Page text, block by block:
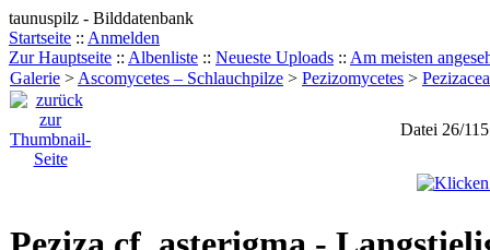
taunuspilz - Bilddatenbank
Startseite :: Anmelden
Zur Hauptseite :: Albenliste :: Neueste Uploads :: Am meisten
Galerie > Ascomycetes – Schlauchpilze > Pezizomycetes >
Datei 26/115